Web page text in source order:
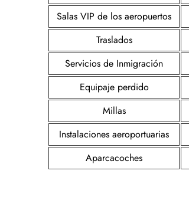
Salas VIP de los aeropuertos
Traslados
Servicios de Inmigración
Equipaje perdido
Millas
Instalaciones aeroportuarias
Aparcacoches